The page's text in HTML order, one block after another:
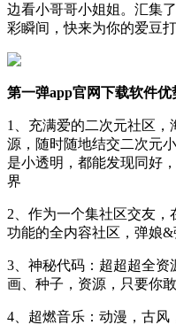
边看小哥哥小姐姐。汇集
彩瞬间，快来为你的爱豆打
第一弹app官网下载软件优
1、充满爱的二次元社区
源，随时随地结交二次元
是小透明，都能发现同好
界
2、作为一个集社区交友
功能的全内容社区，弹娘
3、神秘代码：超超超全
画、种子，资源，只要你
4、超燃音乐：动漫，古风